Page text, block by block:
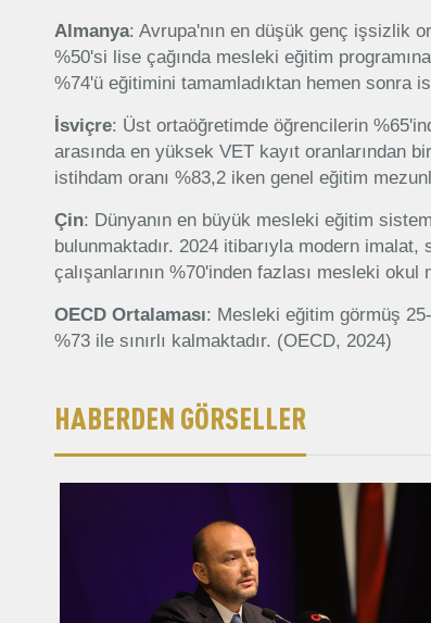
Almanya: Avrupa'nın en düşük genç işsizlik
%50'si lise çağında mesleki eğitim
%74'ü eğitimini tamamladıktan hemen sonra
İsviçre: Üst ortaöğretimde öğrencilerin
arasında en yüksek VET kayıt oranlarından
istihdam oranı %83,2 iken genel eğitim
Çin: Dünyanın en büyük mesleki eğitim
bulunmaktadır. 2024 itibarıyla modern
çalışanlarının %70'inden fazlası mesleki okul
OECD Ortalaması: Mesleki eğitim görmüş
%73 ile sınırlı kalmaktadır. (OECD, 2024)
HABERDEN GÖRSELLER